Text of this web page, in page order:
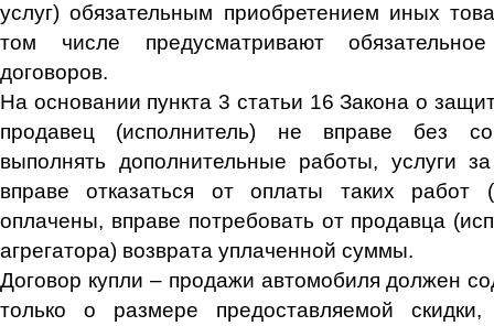
услуг) обязательным приобретением иных
том числе предусматривают
договоров.
На основании пункта 3 статьи 16 Закона о
продавец (исполнитель) не вправе без
выполнять дополнительные работы, услуги
вправе отказаться от оплаты таких работ
оплачены, вправе потребовать от продавца
агрегатора) возврата уплаченной суммы.
Договор купли – продажи автомобиля должен
только о размере предоставляемой